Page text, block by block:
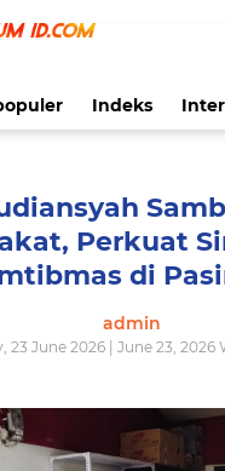
Indeks
Perkuat
di
admin
23 June 2026 | June 23, 2026